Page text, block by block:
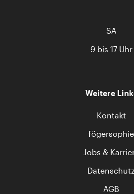
SA
9 bis 17 Uhr
Weitere
Kontakt
fögersophie
Jobs &
AGB